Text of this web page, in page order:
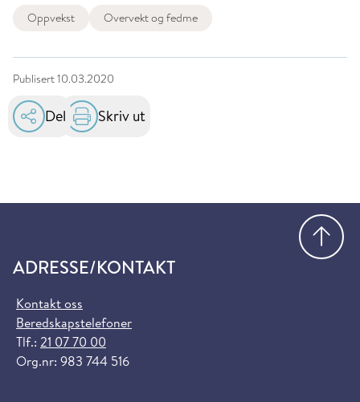
Oppvekst Overvekt og fedme
Publisert10.03.2020
Del Skriv ut
ADRESSE/KONTAKT
Kontakt oss
Beredskapstelefoner
Tlf.: 21 07 70 00
Org.nr: 983 744 516